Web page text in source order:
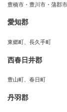
豊橋市・豊川市・蒲郡
愛知郡
東郷町、長久手町
西春日井郡
豊山町、春日町
丹羽郡